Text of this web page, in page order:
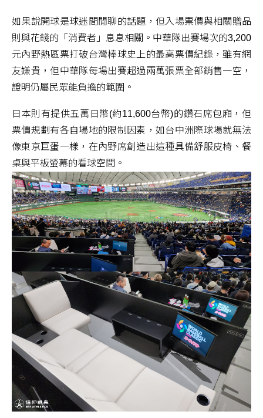
如果說開球是球迷間閒聊的話題，但入場票價與相關贈品
則與花錢的「消費者」息息相關。中華隊出賽場次的3,200
元內野熱區票打破台灣棒球史上的最高票價紀錄，雖有網
友嫌貴，但中華隊每場出賽超過兩萬張票全部銷售一空，
證明仍屬民眾能負擔的範圍。
日本則有提供五萬日幣(約11,600台幣)的鑽石席包廂，但
票價規劃有各自場地的限制因素，如台中洲際球場就無法
像東京巨蛋一樣，在內野席創造出這種具備舒服皮椅、餐
桌與平板螢幕的看球空間。